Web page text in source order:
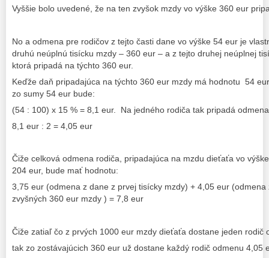
Vyššie bolo uvedené, že na ten zvyšok mzdy vo výške 360 eur
No a odmena pre rodičov z tejto časti dane vo výške 54 eur je
druhú neúplnú tisícku mzdy – 360 eur – a z tejto druhej neúplnej
ktorá pripadá na týchto 360 eur.
Keďže daň pripadajúca na týchto 360 eur mzdy má hodnotu 54
zo sumy 54 eur bude:
(54 : 100) x 15 % = 8,1 eur. Na jedného rodiča tak pripadá
8,1 eur : 2 = 4,05 eur
Čiže celková odmena rodiča, pripadajúca na mzdu dieťaťa vo
204 eur, bude mať hodnotu:
3,75 eur (odmena z dane z prvej tisícky mzdy) + 4,05 eur
zvyšných 360 eur mzdy ) = 7,8 eur
Čiže zatiaľ čo z prvých 1000 eur mzdy dieťaťa dostane jeden rodič
tak zo zostávajúcich 360 eur už dostane každý rodič odmenu 4,05